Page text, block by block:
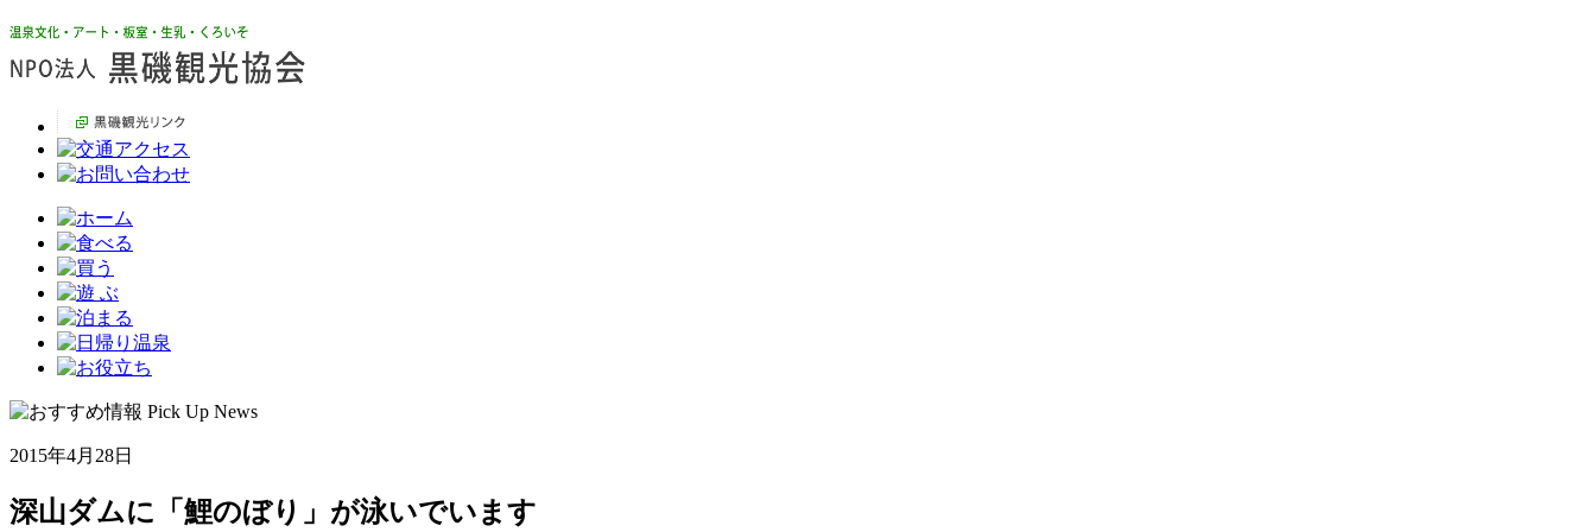
2015年4月28日
深山ダムに「鯉のぼり」が泳いでいます